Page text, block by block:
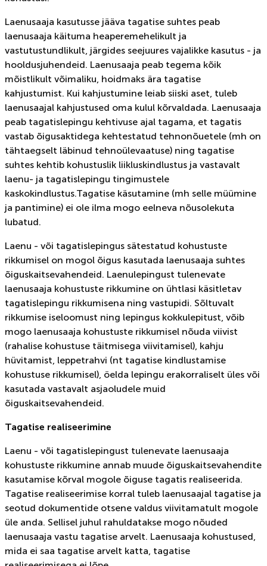
Laenusaaja kasutusse jääva tagatise suhtes peab
laenusaaja käituma heaperemehelikult ja
vastutustundlikult, järgides seejuures vajalikke kasutus - ja
hooldusjuhendeid. Laenusaaja peab tegema kõik
mõistlikult võimaliku, hoidmaks ära tagatise
kahjustumist. Kui kahjustumine leiab siiski aset, tuleb
laenusaajal kahjustused oma kulul kõrvaldada. Laenusaaja
peab tagatislepingu kehtivuse ajal tagama, et tagatis
vastab õigusaktidega kehtestatud tehnonõuetele (mh on
tähtaegselt läbinud tehnoülevaatuse) ning tagatise
suhtes kehtib kohustuslik liikluskindlustus ja vastavalt
laenu- ja tagatislepingu tingimustele
kaskokindlustus.Tagatise käsutamine (mh selle müümine
ja pantimine) ei ole ilma mogo eelneva nõusolekuta
lubatud.
Laenu - või tagatislepingus sätestatud kohustuste
rikkumisel on mogol õigus kasutada laenusaaja suhtes
õiguskaitsevahendeid. Laenulepingust tulenevate
laenusaaja kohustuste rikkumine on ühtlasi käsitletav
tagatislepingu rikkumisena ning vastupidi. Sõltuvalt
rikkumise iseloomust ning lepingus kokkulepitust, võib
mogo laenusaaja kohustuste rikkumisel nõuda viivist
(rahalise kohustuse täitmisega viivitamisel), kahju
hüvitamist, leppetrahvi (nt tagatise kindlustamise
kohustuse rikkumisel), öelda lepingu erakorraliselt üles või
kasutada vastavalt asjaoludele muid
õiguskaitsevahendeid.
Tagatise realiseerimine
Laenu - või tagatislepingust tulenevate laenusaaja
kohustuste rikkumine annab muude õiguskaitsevahendite
kasutamise kõrval mogole õiguse tagatis realiseerida.
Tagatise realiseerimise korral tuleb laenusaajal tagatise ja
seotud dokumentide otsene valdus viivitamatult mogole
üle anda. Sellisel juhul rahuldatakse mogo nõuded
laenusaaja vastu tagatise arvelt. Laenusaaja kohustused,
mida ei saa tagatise arvelt katta, tagatise